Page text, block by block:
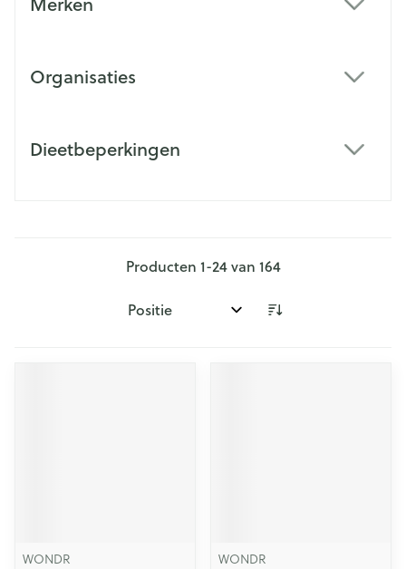
Organisaties
Dieetbeperkingen
Producten 1-24van 164
Sorteer op:
WONDR WONDR